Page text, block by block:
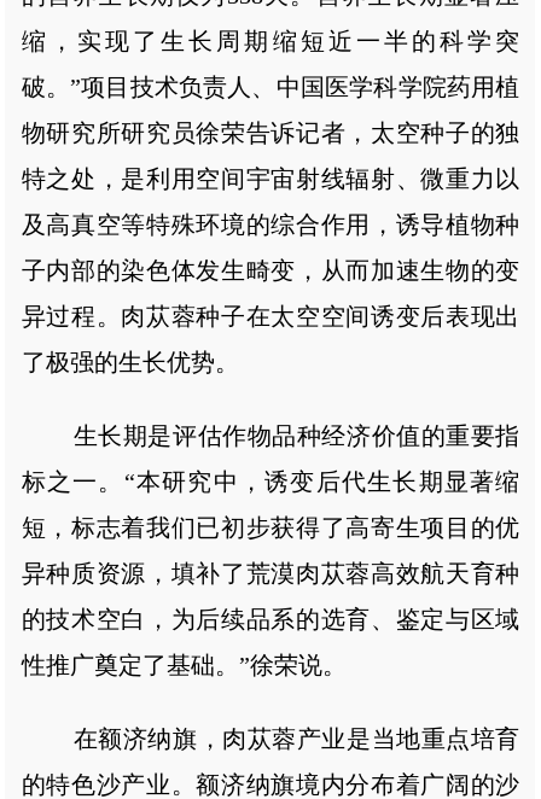
缩，实现了生长周期缩短近一半的科学突
破。”项目技术负责人、中国医学科学院药用植
物研究所研究员徐荣告诉记者，太空种子的独
特之处，是利用空间宇宙射线辐射、微重力以
及高真空等特殊环境的综合作用，诱导植物种
子内部的染色体发生畸变，从而加速生物的变
异过程。肉苁蓉种子在太空空间诱变后表现出
了极强的生长优势。
生长期是评估作物品种经济价值的重要指
标之一。“本研究中，诱变后代生长期显著缩
短，标志着我们已初步获得了高寄生项目的优
异种质资源，填补了荒漠肉苁蓉高效航天育种
的技术空白，为后续品系的选育、鉴定与区域
性推广奠定了基础。”徐荣说。
在额济纳旗，肉苁蓉产业是当地重点培育
的特色沙产业。额济纳旗境内分布着广阔的沙